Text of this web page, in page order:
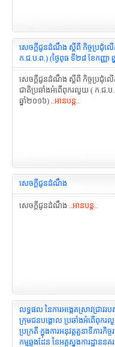
សេចក្ដីជូនដំណឹង ស្ដីពី កិច្ចប្រជុំល
ក.ជ.ប.ព.) (ថ្ងៃពុធ ទី២៨ ខែកញ្ញា
សេចក្ដីជូនដំណឹង ស្ដីពី កិច្ចប្រជុំល
ជាតិប្រឆាំងអំពើពុករលួយ ( ក.ជ.ប.
ឆ្នាំ២០១៦) ..អានបន្ត..
សេចក្ដីជូនដំណឹង
សេចក្ដីជូនដំណឹង ..អានបន្ត..
លទ្ធផល នៃការអង្កេតស្រាវជ្រាវ
ក្រុមជនបង្គោល ប្រឆាំងអំពើពុករលួ
ប្រក្រតី ក្នុងការអនុវត្តតួនាទីភារកិ
កម្មឆ្លងដែន នៃអគ្គស្នងការដ្ឋានន